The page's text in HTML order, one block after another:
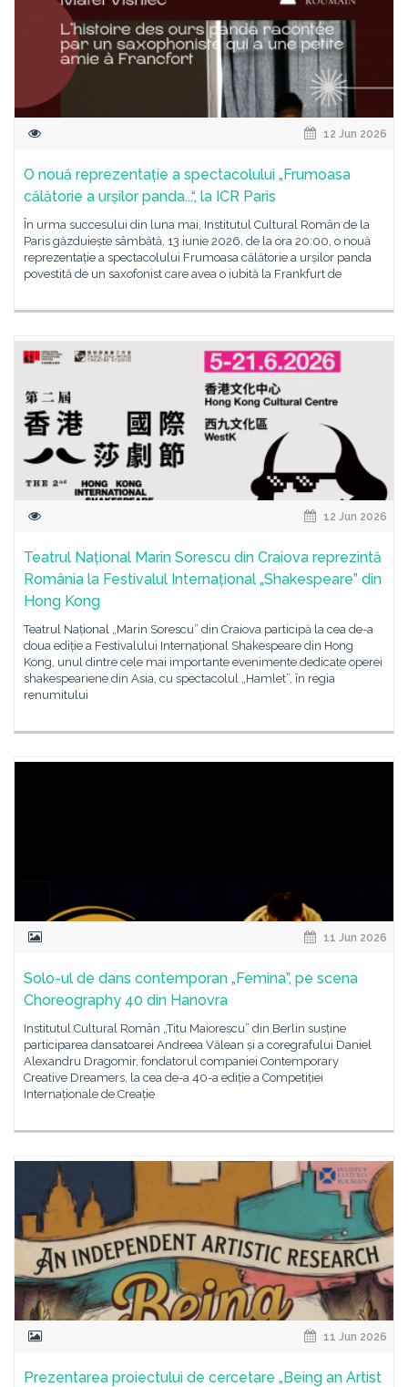
12 Jun 2026
O nouă reprezentație a spectacolului „Frumoasa
călătorie a urșilor panda...“, la ICR Paris
În urma succesului din luna mai, Institutul Cultural Român de la
Paris găzduiește sâmbătă, 13 iunie 2026, de la ora 20:00, o nouă
reprezentație a spectacolului Frumoasa călătorie a urșilor panda
povestită de un saxofonist care avea o iubită la Frankfurt de
12 Jun 2026
Teatrul Național Marin Sorescu din Craiova reprezintă
România la Festivalul Internațional „Shakespeare” din
Hong Kong
Teatrul Național „Marin Sorescu” din Craiova participă la cea de-a
doua ediție a Festivalului Internațional Shakespeare din Hong
Kong, unul dintre cele mai importante evenimente dedicate operei
shakespeariene din Asia, cu spectacolul „Hamlet”, în regia
renumitului
11 Jun 2026
Solo-ul de dans contemporan „Femina”, pe scena
Choreography 40 din Hanovra
Institutul Cultural Român „Titu Maiorescu” din Berlin susține
participarea dansatoarei Andreea Vălean și a coregrafului Daniel
Alexandru Dragomir, fondatorul companiei Contemporary
Creative Dreamers, la cea de-a 40-a ediție a Competiției
Internaționale de Creație
11 Jun 2026
Prezentarea proiectului de cercetare „Being an Artist